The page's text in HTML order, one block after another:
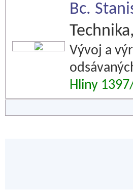
Bc.
Vývoj a
Hliny